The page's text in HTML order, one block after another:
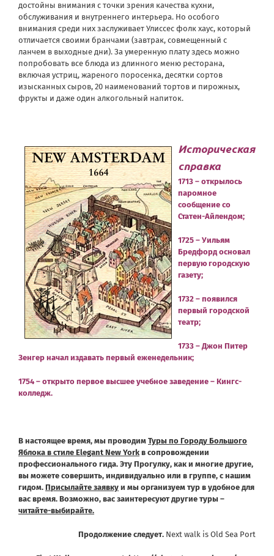
достойны внимания с точки зрения качества кухни,
обслуживания и внутреннего интерьера. Но особого
внимания среди них заслуживает Улиссес фолк хаус, который
отличается своими бранчами (завтрак, совмещенный с
ланчем в выходные дни). За умеренную плату здесь можно
попробовать все блюда из длинного меню ресторана,
включая устриц, жареного поросенка, десятки сортов
изысканных сыров, 20 наименований тортов и пирожных,
фрукты и даже один алкогольный напиток.
Историческая
справка
1713 – открылось
паромное
сообщение со
Статен-Айлендом;
1725 – Уильям
Бредфорд основал
первую городскую
газету;
1732 – появился
первый городской
театр;
1733 – Джон Питер
Зенгер начал издавать первый еженедельник;
1754 – открыто первое высшее учебное заведение – Кингс-
колледж.
В настоящее время, мы проводим Туры по Городу Большого
Яблока в стиле Elegant New York в сопровождении
профессионального гида. Эту Прогулку, как и многие другие,
вы можете совершить, индивидуально или в группе, с нашим
гидом. Присылайте заявку и мы организуем тур в удобное для
вас время. Возможно, вас заинтересуют другие туры –
читайте-выбирайте.
Продолжение следует. Next walk is Old Sea Port